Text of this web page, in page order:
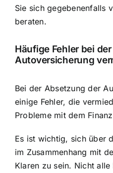
Sie sich gegebenenfalls
beraten.
Häufige Fehler bei
Autoversicherung
Bei der Absetzung der
einige Fehler, die
Probleme mit dem
Es ist wichtig, sich über
im Zusammenhang mit
Klaren zu sein. Nicht